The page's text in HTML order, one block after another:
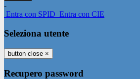
-
Entra con SPID Entra con CIE
Seleziona utente
button close ×
Recupero password